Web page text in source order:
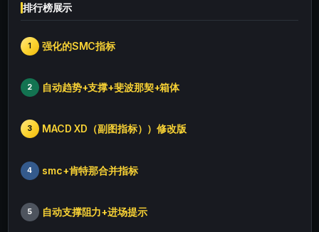
排行榜展示
1 强化的SMC指标
2 自动趋势+支撑+斐波那契+箱体
3 MACD XD（副图指标））修改版
4 smc+肯特那合并指标
5 自动支撑阻力+进场提示